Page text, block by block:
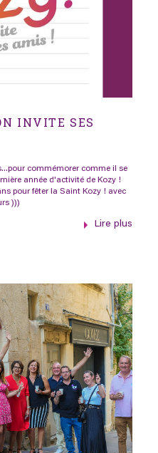
INVITE SES
commémorer comme il se
année d'activité de Kozy !
pour fêter la Saint Kozy ! avec
)))
Lire plus